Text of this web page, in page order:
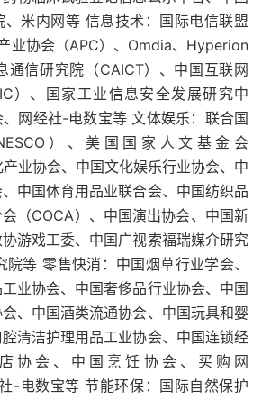
米内网等 信息技术：国际电信联盟
业协会（APC）、Omdia、Hyperion
通信研究院（CAICT）、中国互联网
）、国家工业信息安全发展研究中
网经社-电数宝等 文体娱乐：联合国
）、美国国家人文基金会
产业协会、中国文化娱乐行业协会、中
中国体育用品业联合会、中国纺织品
（COCA）、中国演出协会、中国新
游戏工委、中国广视索福瑞媒介研究
院等 零售快消：中国烟草行业学会、
业协会、中国奢侈品行业协会、中国
、中国酒类流通协会、中国玩具和婴
清洁护理用品工业协会、中国连锁经
协会、中国烹饪协会、买购网
-电数宝等 节能环保：国际自然保护